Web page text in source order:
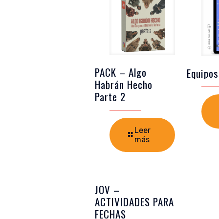
PACK – Algo
Habrán Hecho
Parte 2
Leer
más
JOV –
ACTIVIDADES PARA
FECHAS